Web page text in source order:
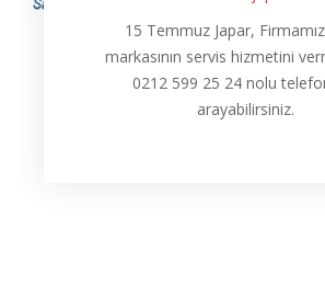
15 Temmuz Japar,
markasının servis hizmetini
0212 599 25 24 nolu
arayabilirsiniz.